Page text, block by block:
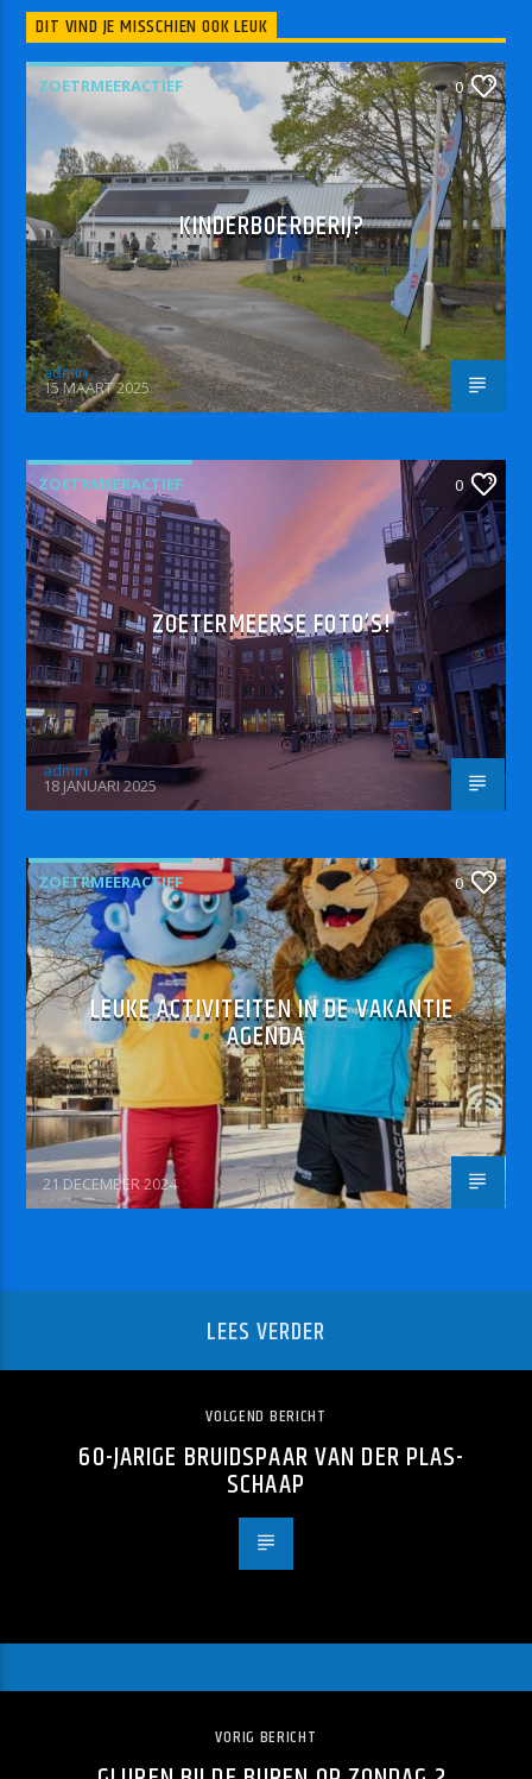
DIT VIND JE MISSCHIEN OOK LEUK
ZOETRMEERACTIEF 0
KINDERBOERDERIJ?
admin
15 MAART 2025
ZOETRMEERACTIEF 0
ZOETERMEERSE FOTO’S!
admin
18 JANUARI 2025
ZOETRMEERACTIEF 0
LEUKE ACTIVITEITEN IN DE VAKANTIE
AGENDA
21 DECEMBER 2024
LEES VERDER
VOLGEND BERICHT
60-JARIGE BRUIDSPAAR VAN DER PLAS-
SCHAAP
VORIG BERICHT